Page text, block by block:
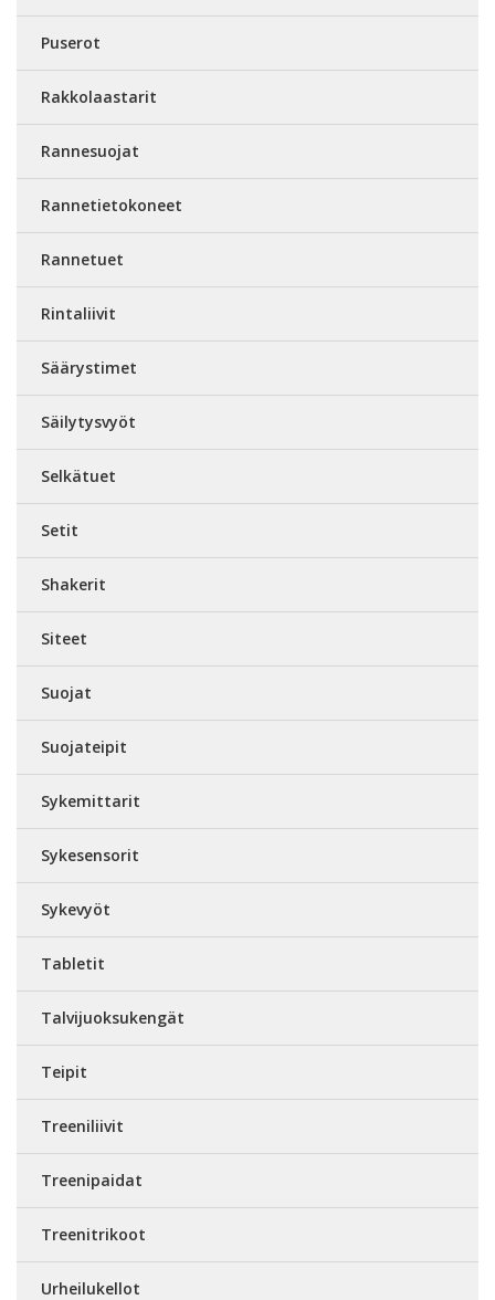
Puserot
Rakkolaastarit
Rannesuojat
Rannetietokoneet
Rannetuet
Rintaliivit
Säärystimet
Säilytysvyöt
Selkätuet
Setit
Shakerit
Siteet
Suojat
Suojateipit
Sykemittarit
Sykesensorit
Sykevyöt
Tabletit
Talvijuoksukengät
Teipit
Treeniliivit
Treenipaidat
Treenitrikoot
Urheilukellot